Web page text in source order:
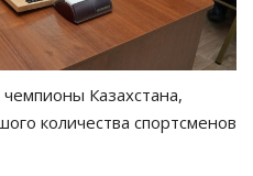
Казахстана,
количества спортсменов